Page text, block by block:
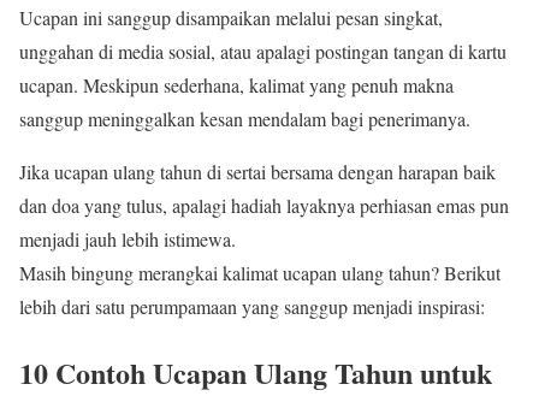
Ucapan ini sanggup disampaikan melalui pesan singkat,
unggahan di media sosial, atau apalagi postingan tangan di kartu
ucapan. Meskipun sederhana, kalimat yang penuh makna
sanggup meninggalkan kesan mendalam bagi penerimanya.
Jika ucapan ulang tahun di sertai bersama dengan harapan baik
dan doa yang tulus, apalagi hadiah layaknya perhiasan emas pun
menjadi jauh lebih istimewa.
Masih bingung merangkai kalimat ucapan ulang tahun? Berikut
lebih dari satu perumpamaan yang sanggup menjadi inspirasi:
10 Contoh Ucapan Ulang Tahun untuk